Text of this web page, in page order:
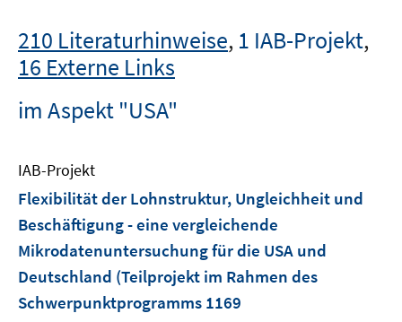
210 Literaturhinweise, 1 IAB-Projekt,
16 Externe Links
im Aspekt "USA"
IAB-Projekt
Flexibilität der Lohnstruktur, Ungleichheit und
Beschäftigung - eine vergleichende
Mikrodatenuntersuchung für die USA und
Deutschland (Teilprojekt im Rahmen des
Schwerpunktprogramms 1169